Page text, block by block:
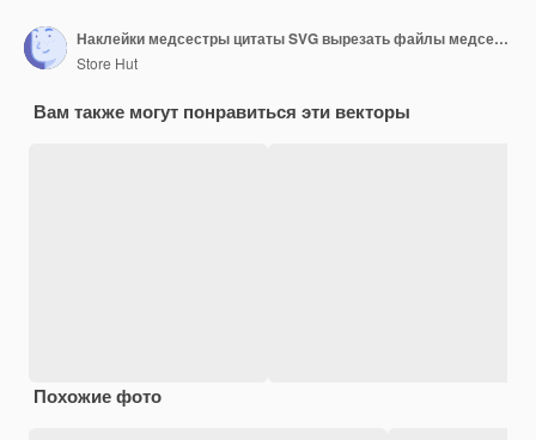
Наклейки медсестры цитаты SVG вырезать файлы медсестра типография дизайн футболки
Store Hut
Вам также могут понравиться эти векторы
Похожие фото